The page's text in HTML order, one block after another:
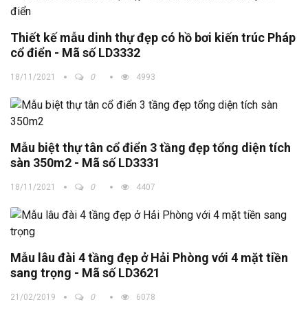
Thiết kế mẫu dinh thự đẹp có hồ bơi kiến trúc Pháp
cổ điển - Mã số LD3332
18/11/2021 0 4993
Mẫu biệt thự tân cổ điển 3 tầng đẹp tổng diện tích
sàn 350m2 - Mã số LD3331
18/11/2021 0 4407
Mẫu lâu đài 4 tầng đẹp ở Hải Phòng với 4 mặt tiền
sang trọng - Mã số LD3621
21/02/2019 0 6078